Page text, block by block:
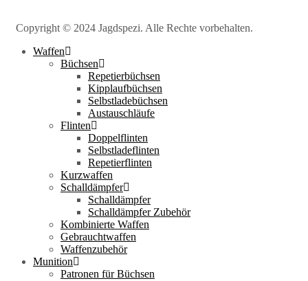
Copyright © 2024 Jagdspezi. Alle Rechte vorbehalten.
Waffen
Büchsen
Repetierbüchsen
Kipplaufbüchsen
Selbstladebüchsen
Austauschläufe
Flinten
Doppelflinten
Selbstladeflinten
Repetierflinten
Kurzwaffen
Schalldämpfer
Schalldämpfer
Schalldämpfer Zubehör
Kombinierte Waffen
Gebrauchtwaffen
Waffenzubehör
Munition
Patronen für Büchsen